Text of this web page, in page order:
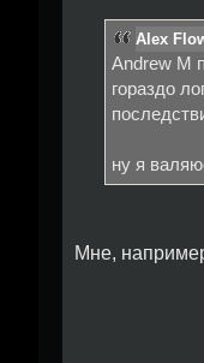
Alex
Andrew M
гораздо
ну я
Мне,